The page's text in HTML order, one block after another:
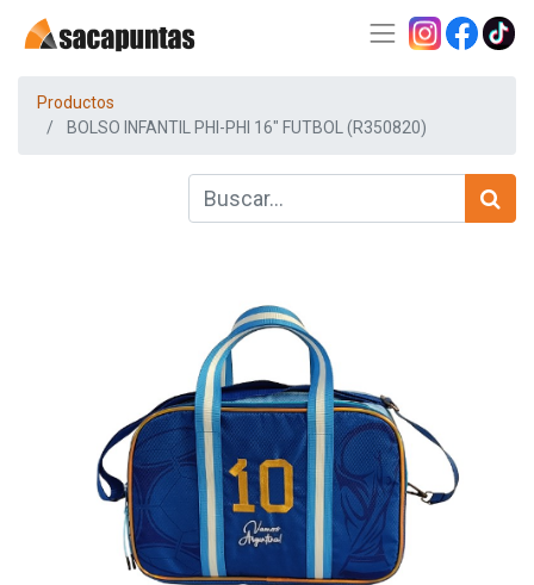
Productos
BOLSO INFANTIL PHI-PHI 16" FUTBOL (R350820)